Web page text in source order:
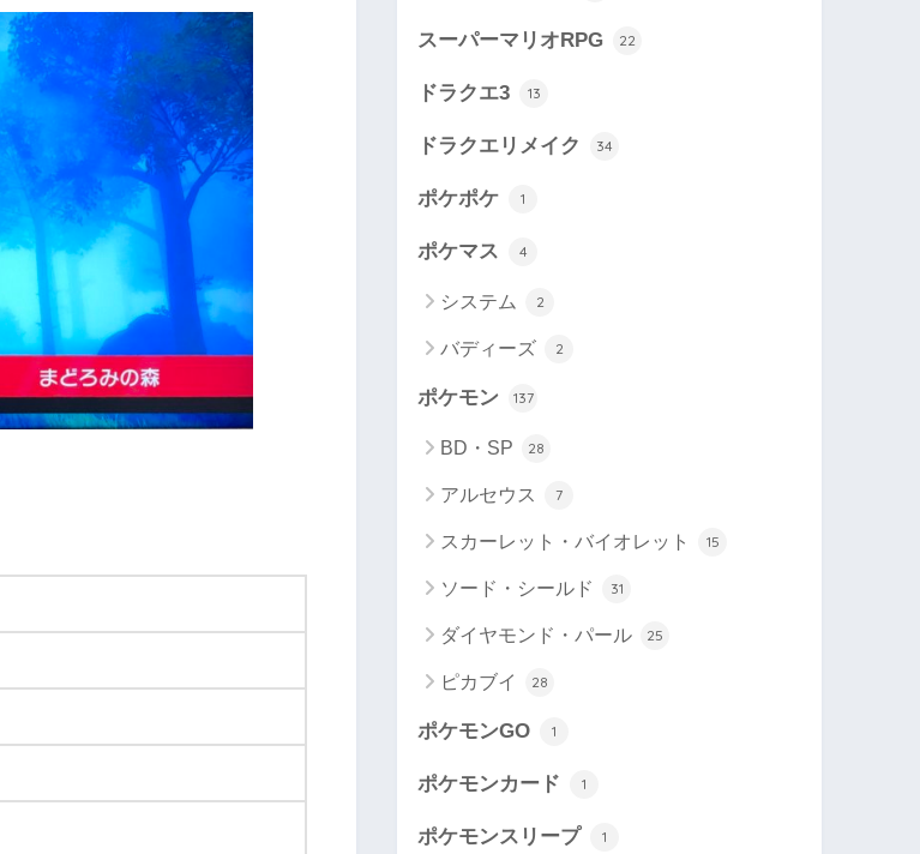
スーパーマリオRPG 22
ドラクエ3 13
ドラクエリメイク 34
ポケポケ 1
ポケマス 4
システム 2
バディーズ 2
ポケモン 137
BD・SP 28
アルセウス 7
スカーレット・バイオレット 15
ソード・シールド 31
ダイヤモンド・パール 25
ピカブイ 28
ポケモンGO 1
ポケモンカード 1
ポケモンスリープ 1